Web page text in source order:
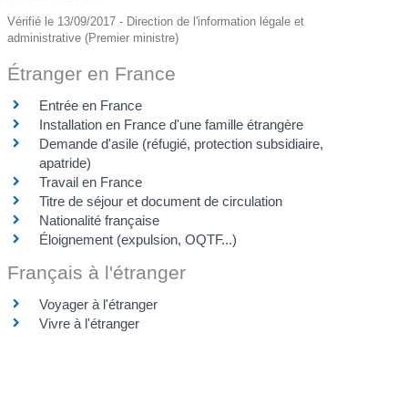
Vérifié le 13/09/2017 - Direction de l'information légale et
administrative (Premier ministre)
Étranger en France
Entrée en France
Installation en France d'une famille étrangère
Demande d'asile (réfugié, protection subsidiaire,
apatride)
Travail en France
Titre de séjour et document de circulation
Nationalité française
Éloignement (expulsion, OQTF...)
Français à l'étranger
Voyager à l'étranger
Vivre à l'étranger